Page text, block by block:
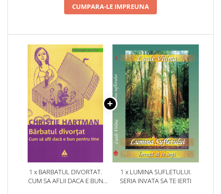
CUMPARA-LE IMPREUNA
1 x BARBATUL DIVORTAT.
CUM SA AFLII DACA E BUN
1 x LUMINA SUFLETULUI.
SERIA INVATA SA TE IERTI